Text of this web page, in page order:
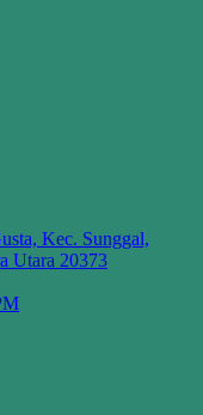
Kec. Sunggal,
Utara 20373